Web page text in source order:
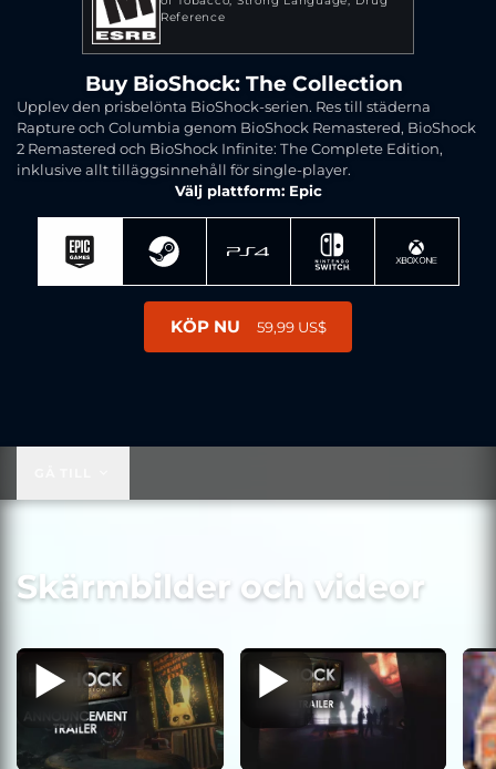
Reference
Buy BioShock: The Collection
Upplev den prisbelönta BioShock-serien. Res till städerna
Rapture och Columbia genom BioShock Remastered, BioShock
2 Remastered och BioShock Infinite: The Complete Edition,
inklusive allt tilläggsinnehåll för single-player.
Välj plattform: Epic
KÖP NU 59,99 US$
Skärmbilder och videor